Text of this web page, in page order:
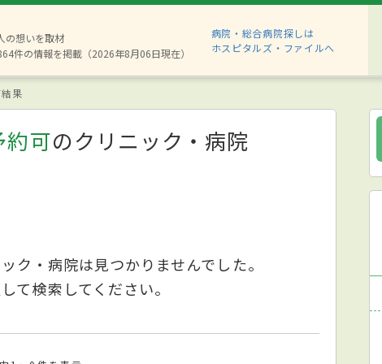
の想いを取材
件の情報を掲載（2026年8月06日現在）
病院・総合病院探しは
ホスピタルズ・ファイルへ
果
約可のクリニック・病院
ク・病院は見つかりませんでした。
て検索してください。